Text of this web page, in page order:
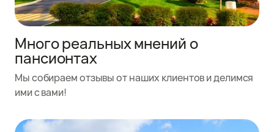
Много реальных мнений о
пансионтах
Мы собираем отзывы от наших клиентов и делимся
ими с вами!